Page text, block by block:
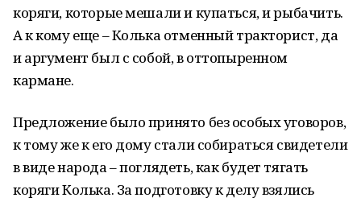
коряги, которые мешали и купаться, и рыбачить.
А к кому еще – Колька отменный тракторист, да
и аргумент был с собой, в оттопыренном
кармане.
Предложение было принято без особых уговоров,
к тому же к его дому стали собираться свидетели
в виде народа – поглядеть, как будет тягать
коряги Колька. За подготовку к делу взялись